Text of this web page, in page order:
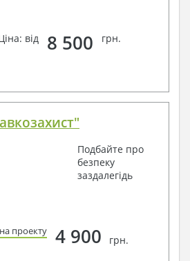
від
8 500 грн.
Подбайте про
безпеку
заздалегідь
проекту 4 900 грн.